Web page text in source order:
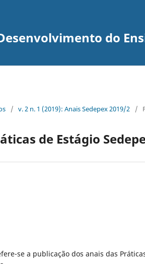
do
/ v. 2 n. 1 (2019): Anais Sedepex 2019/2 /
de Estágio
se a publicação dos anais das